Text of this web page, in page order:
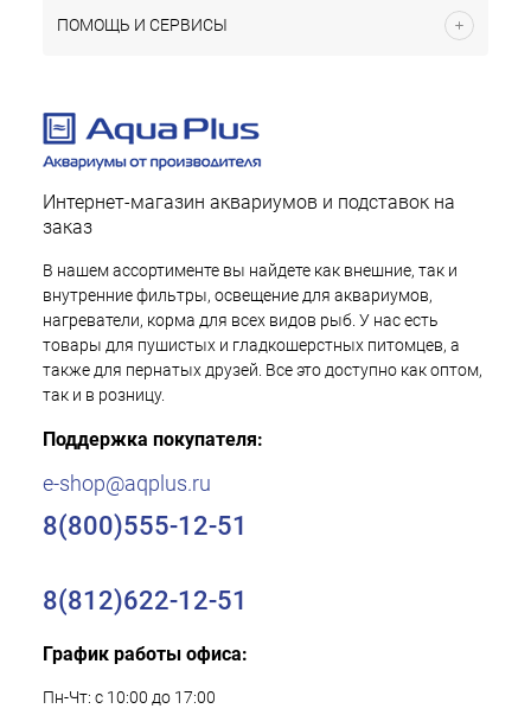
ПОМОЩЬ И СЕРВИСЫ
Интернет-магазин аквариумов и подставок на
заказ
В нашем ассортименте вы найдете как внешние, так и
внутренние фильтры, освещение для аквариумов,
нагреватели, корма для всех видов рыб. У нас есть
товары для пушистых и гладкошерстных питомцев, а
также для пернатых друзей. Все это доступно как оптом,
так и в розницу.
Поддержка покупателя:
e-shop@aqplus.ru
8(800)555-12-51
8(812)622-12-51
График работы офиса:
Пн-Чт: с 10:00 до 17:00